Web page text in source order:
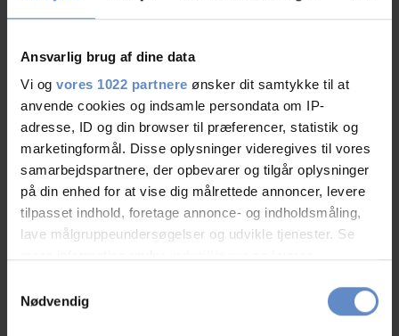
Ansvarlig brug af dine data
Vi og vores 1022 partnere ønsker dit samtykke til at
anvende cookies og indsamle persondata om IP-
adresse, ID og din browser til præferencer, statistik og
marketingformål. Disse oplysninger videregives til vores
samarbejdspartnere, der opbevarer og tilgår oplysninger
på din enhed for at vise dig målrettede annoncer, levere
tilpasset indhold, foretage annonce- og indholdsmåling,
lave målgruppeundersøgelser og udvikle tjenester. Se
tilbage eller ændre indstillinger fra vores
"Cookiedeklaration", eller ved at trykke på "Privacy
Nødvendig
Jeanet
Friends, DK
05.Aug.2026
10,00 out of 10
Et fantastisk godt sted, flot udsigt, rummelig værelser
og vidunderlig hjemmelavet morgen mad.